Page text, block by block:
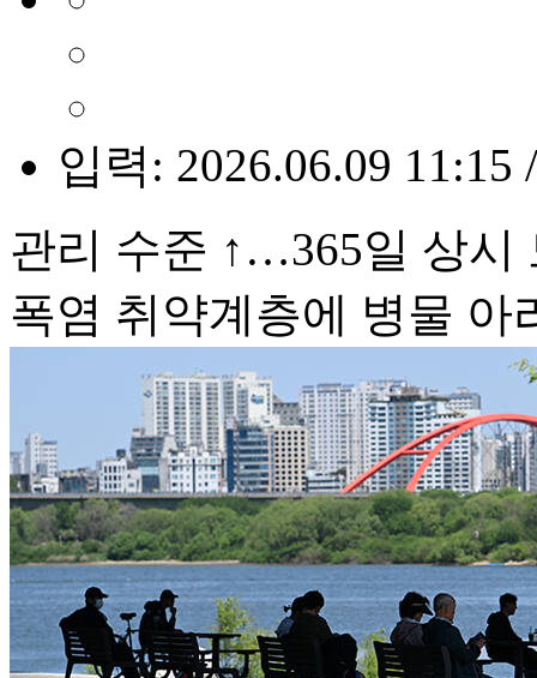
입력: 2026.06.09 11:15
관리 수준 ↑…365일 상시
폭염 취약계층에 병물 아